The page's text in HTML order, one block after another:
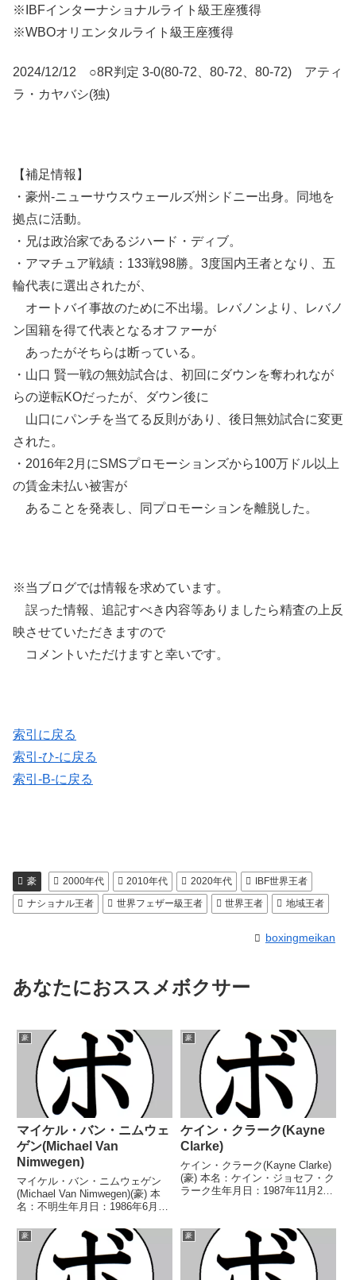
※IBFインターナショナルライト級王座獲得
※WBOオリエンタルライト級王座獲得
2024/12/12 ○8R判定 3-0(80-72、80-72、80-72) アティ
ラ・カヤバシ(独)
【補足情報】
・豪州-ニューサウスウェールズ州シドニー出身。同地を
拠点に活動。
・兄は政治家であるジハード・ディブ。
・アマチュア戦績：133戦98勝。3度国内王者となり、五
輪代表に選出されたが、
オートバイ事故のために不出場。レバノンより、レバノ
ン国籍を得て代表となるオファーが
あったがそちらは断っている。
・山口 賢一戦の無効試合は、初回にダウンを奪われなが
らの逆転KOだったが、ダウン後に
山口にパンチを当てる反則があり、後日無効試合に変更
された。
・2016年2月にSMSプロモーションズから100万ドル以上
の賃金未払い被害が
あることを発表し、同プロモーションを離脱した。
※当ブログでは情報を求めています。
誤った情報、追記すべき内容等ありましたら精査の上反
映させていただきますので
コメントいただけますと幸いです。
索引に戻る
索引-ひ-に戻る
索引-B-に戻る
豪 2000年代 2010年代 2020年代
IBF世界王者
ナショナル王者
世界フェザー級王者 世界王者 地域王者
boxingmeikan
あなたにおススメボクサー
豪
マイケル・バン・ニムウェ
ゲン(Michael Van
Nimwegen)
マイケル・バン・ニムウェゲン
(Michael Van Nimwegen)(豪) 本
名：不明生年月日：1986年6月25
(4KO)8敗1無効試合 【獲得タイト
ル】豪-ニューサウスウェールズ
州ライトヘビー級王座豪-ニ...
豪
ケイン・クラーク(Kayne
Clarke)
ケイン・クラーク(Kayne Clarke)
(豪) 本名：ケイン・ジョセフ・ク
ラーク生年月日：1987年11月25
トリア州スーパーライト級王座
ANBF豪州ライト級王座IBOア...
豪 豪